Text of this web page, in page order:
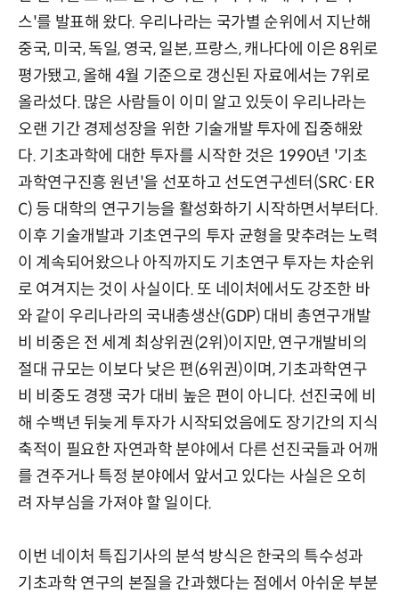
스'를 발표해 왔다. 우리나라는 국가별 순위에서 지난해
중국, 미국, 독일, 영국, 일본, 프랑스, 캐나다에 이은 8위로
평가됐고, 올해 4월 기준으로 갱신된 자료에서는 7위로
올라섰다. 많은 사람들이 이미 알고 있듯이 우리나라는
오랜 기간 경제성장을 위한 기술개발 투자에 집중해왔
다. 기초과학에 대한 투자를 시작한 것은 1990년 '기초
과학연구진흥 원년'을 선포하고 선도연구센터(SRC·ER
C) 등 대학의 연구기능을 활성화하기 시작하면서부터다.
이후 기술개발과 기초연구의 투자 균형을 맞추려는 노력
이 계속되어왔으나 아직까지도 기초연구 투자는 차순위
로 여겨지는 것이 사실이다. 또 네이처에서도 강조한 바
와 같이 우리나라의 국내총생산(GDP) 대비 총연구개발
비 비중은 전 세계 최상위권(2위)이지만, 연구개발비의
절대 규모는 이보다 낮은 편(6위권)이며, 기초과학연구
비 비중도 경쟁 국가 대비 높은 편이 아니다. 선진국에 비
해 수백년 뒤늦게 투자가 시작되었음에도 장기간의 지식
축적이 필요한 자연과학 분야에서 다른 선진국들과 어깨
를 견주거나 특정 분야에서 앞서고 있다는 사실은 오히
려 자부심을 가져야 할 일이다.
이번 네이처 특집기사의 분석 방식은 한국의 특수성과
기초과학 연구의 본질을 간과했다는 점에서 아쉬운 부분